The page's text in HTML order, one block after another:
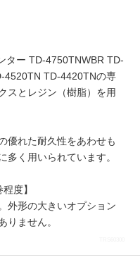
ター TD-4750TNWBR TD-
4520TN TD-4420TNの専
スとレジン（樹脂）を用
優れた耐久性をあわせも
く用いられています。
度】
外形の大きいオプション
りません。